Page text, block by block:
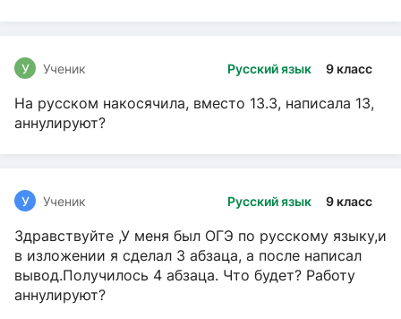
Русский язык 9 класс
У Ученик
На русском накосячила, вместо 13.3, написала 13,
аннулируют?
Русский язык 9 класс
У Ученик
Здравствуйте ,У меня был ОГЭ по русскому языку,и
в изложении я сделал 3 абзаца, а после написал
вывод.Получилось 4 абзаца. Что будет? Работу
аннулируют?